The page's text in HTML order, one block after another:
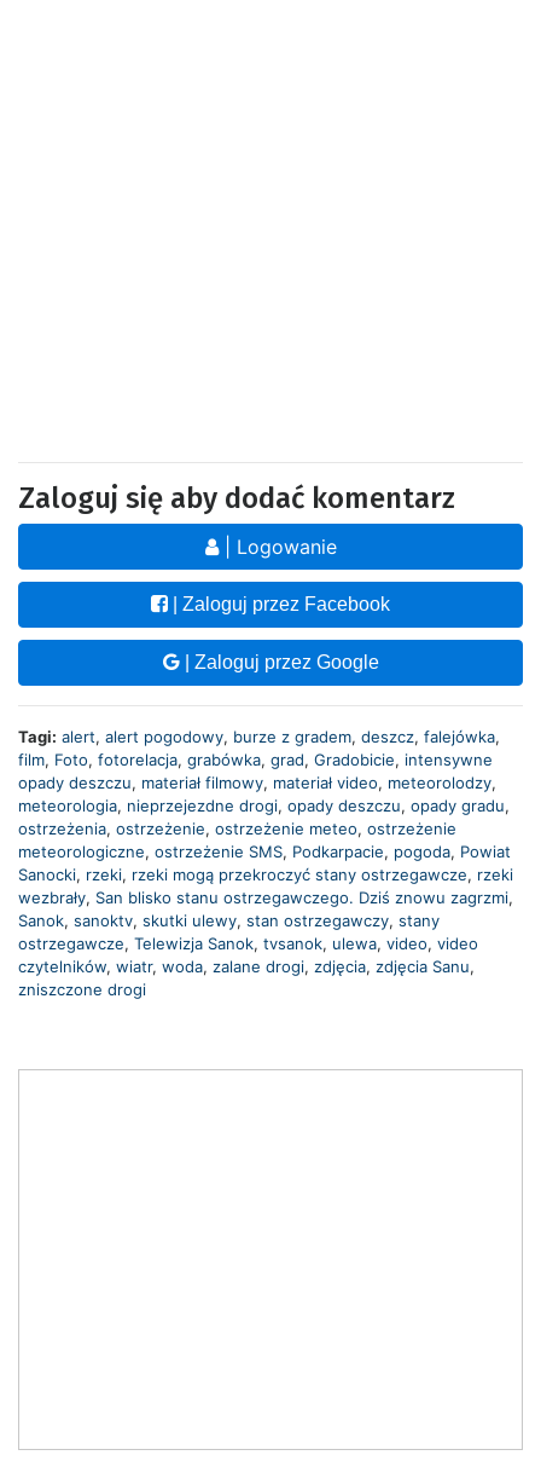
Zaloguj się aby dodać komentarz
| Logowanie
| Zaloguj przez Facebook
| Zaloguj przez Google
Tagi: alert, alert pogodowy, burze z gradem, deszcz, falejówka,
film, Foto, fotorelacja, grabówka, grad, Gradobicie, intensywne
opady deszczu, materiał filmowy, materiał video, meteorolodzy,
meteorologia, nieprzejezdne drogi, opady deszczu, opady gradu,
ostrzeżenia, ostrzeżenie, ostrzeżenie meteo, ostrzeżenie
meteorologiczne, ostrzeżenie SMS, Podkarpacie, pogoda, Powiat
Sanocki, rzeki, rzeki mogą przekroczyć stany ostrzegawcze, rzeki
wezbrały, San blisko stanu ostrzegawczego. Dziś znowu zagrzmi,
Sanok, sanoktv, skutki ulewy, stan ostrzegawczy, stany
ostrzegawcze, Telewizja Sanok, tvsanok, ulewa, video, video
czytelników, wiatr, woda, zalane drogi, zdjęcia, zdjęcia Sanu,
zniszczone drogi